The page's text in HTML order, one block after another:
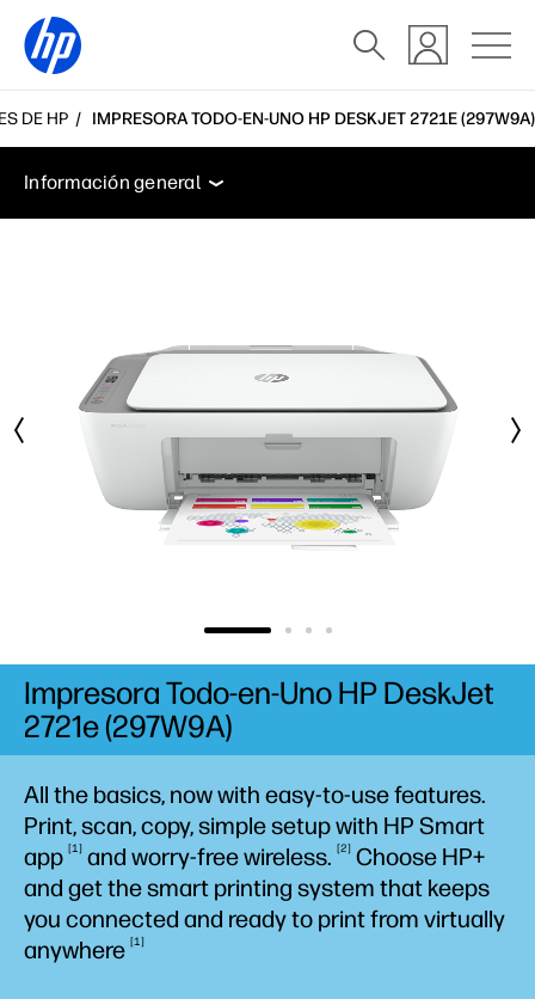
DE HP IMPRESORA TODO-EN-UNO HP DESKJET 2721E (297W9A)
Información general Características
Información general
Accesorios
All the basics, now with easy-to-use features.
Print, scan, copy, simple setup with HP Smart
app
1 and worry-freewireless. 2
Choose HP+
and get the smart printing system that keeps
you connected and ready to print from virtually
anywhere
1
Impresora Todo-en-Uno HP DeskJet
2721e (297W9A)